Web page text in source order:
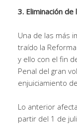
3. Eliminación
Una de las más
traído la
y ello con el fin
Penal del gran
enjuiciamiento
Lo anterior
partir del 1 de